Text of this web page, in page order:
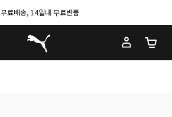
무료배송, 14일내 무료반품
푸마 홈
장바